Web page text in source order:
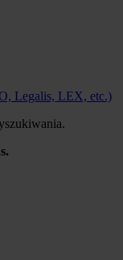
Legalis, LEX, etc.)